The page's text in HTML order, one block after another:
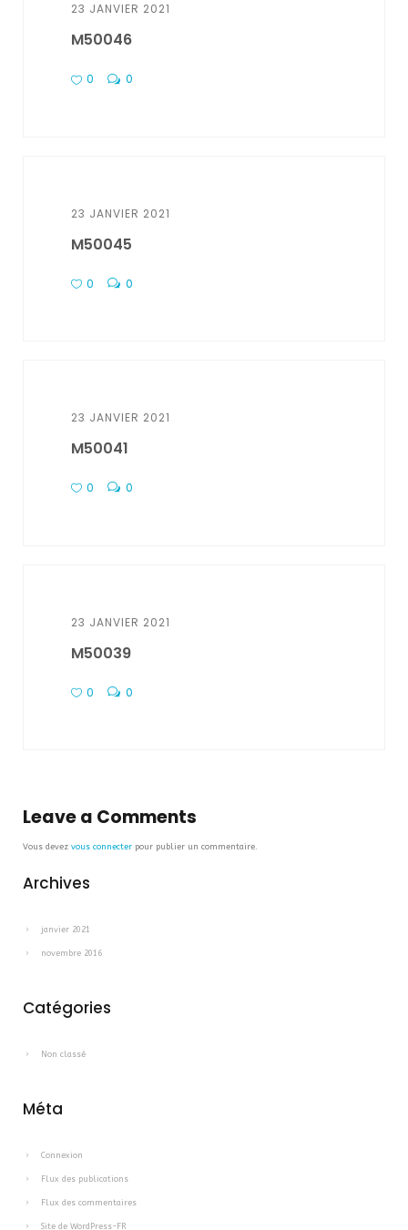
23 JANVIER 2021
M50046
0 0
23 JANVIER 2021
M50045
0 0
23 JANVIER 2021
M50041
0 0
23 JANVIER 2021
M50039
0 0
Leave a Comments
Vous devez vous connecter pour publier un commentaire.
Archives
janvier 2021
novembre 2016
Catégories
Non classé
Méta
Connexion
Flux des publications
Flux des commentaires
Site de WordPress-FR